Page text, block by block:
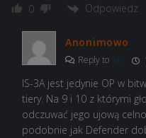
0 Odpowiedz
Anonimowo
Reply to Jan
IS-3A jest jedynie OP w
tiery. Na 9 i 10 z którymi
odczuwać jego ujową
podobnie jak Defender